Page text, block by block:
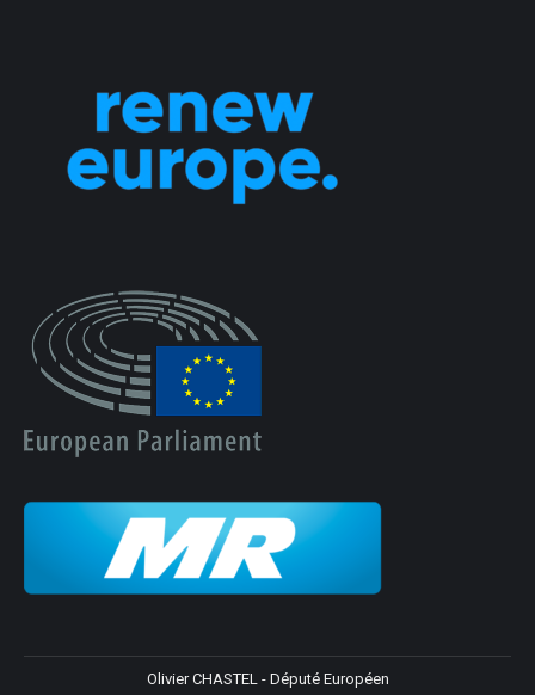
Olivier CHASTEL - Député Européen